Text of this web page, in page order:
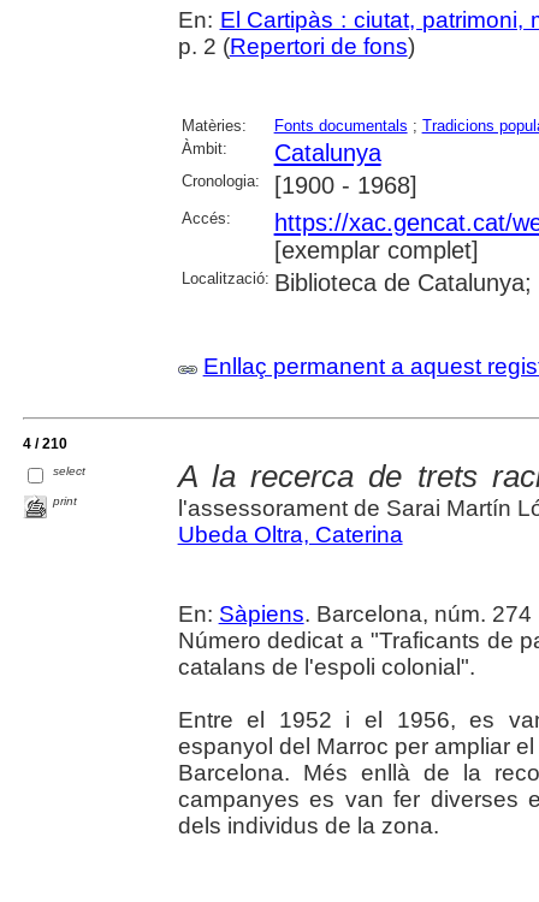
En: El Cartipàs : ciutat, patrimoni,
p. 2 (Repertori de fons)
Matèries: Fonts documentals ; Tradicions
Àmbit:
Catalunya
Cronologia: [1900 - 1968]
Accés:
https://xac.gencat.cat/
[exemplar complet]
Localització: Biblioteca de
Enllaç permanent a aquest
4 / 210
select
print
A la recerca de trets
l'assessorament de Sarai Martín
Ubeda Oltra, Caterina
En: Sàpiens. Barcelona, núm.
Número dedicat a "Traficants de
catalans de l'espoli colonial".
Entre el 1952 i el 1956, es
espanyol del Marroc per ampliar
Barcelona. Més enllà de la
campanyes es van fer diverses
dels individus de la zona.